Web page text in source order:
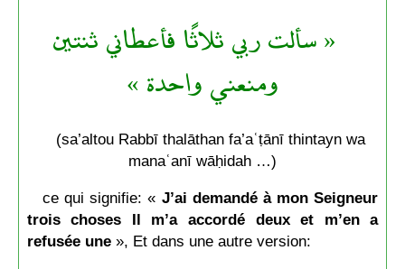
« سألت ربي ثلاثًا فأعطاني ثنتين
ومنعني واحدة »
(sa’altou Rabbī thalāthan fa’aʿṭānī thintayn wa
manaʿanī wāḥidah …)
ce qui signifie: « J’ai demandé à mon Seigneur
trois choses Il m’a accordé deux et m’en a
refusée une», Et dans une autre version: